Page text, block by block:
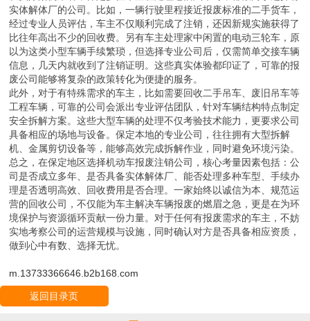
实体解体厂的公司。比如，一辆行驶里程接近报废标准的二手货车，
经过专业人员评估，车主不仅顺利完成了注销，还因新规实施获得了
比往年高出不少的回收费。另有车主处理家中闲置的电动三轮车，原
以为这类小型车辆手续繁琐，但选择专业公司后，仅需简单交接车辆
信息，几天内就收到了注销证明。这些真实体验都印证了，可靠的报
废公司能够将复杂的政策转化为便捷的服务。
此外，对于有特殊需求的车主，比如需要回收二手吊车、废旧吊车等
工程车辆，可靠的公司会派出专业评估团队，针对车辆结构特点制定
安全拆解方案。这些大型车辆的处理不仅考验技术能力，更要求公司
具备相应的场地与设备。保定本地的专业公司，往往拥有大型拆解
机、金属剪切设备等，能够高效完成拆解作业，同时避免环境污染。
总之，在保定地区选择机动车报废注销公司，核心考量因素包括：公
司是否成立多年、是否具备实体解体厂、能否处理多种车型、手续办
理是否透明高效、回收费用是否合理。一家始终以诚信为本、规范运
营的回收公司，不仅能为车主解决车辆报废的燃眉之急，更是在为环
境保护与资源循环贡献一份力量。对于任何有报废需求的车主，不妨
实地考察公司的运营规模与设施，同时确认对方是否具备相应资质，
做到心中有数、选择无忧。
m.13733366646.b2b168.com
返回目录页